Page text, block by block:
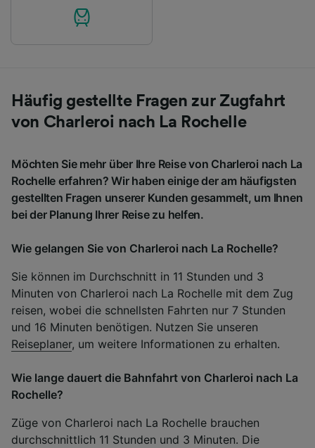
Häufig gestellte Fragen zur Zugfahrt
von Charleroi nach La Rochelle
Möchten Sie mehr über Ihre Reise von Charleroi nach La
Rochelle erfahren? Wir haben einige der am häufigsten
gestellten Fragen unserer Kunden gesammelt, um Ihnen
bei der Planung Ihrer Reise zu helfen.
Wie gelangen Sie von Charleroi nach La Rochelle?
Sie können im Durchschnitt in 11 Stunden und 3
Minuten von Charleroi nach La Rochelle mit dem Zug
reisen, wobei die schnellsten Fahrten nur 7 Stunden
und 16 Minuten benötigen. Nutzen Sie unseren
Reiseplaner, um weitere Informationen zu erhalten.
Wie lange dauert die Bahnfahrt von Charleroi nach La
Rochelle?
Züge von Charleroi nach La Rochelle brauchen
durchschnittlich 11 Stunden und 3 Minuten. Die